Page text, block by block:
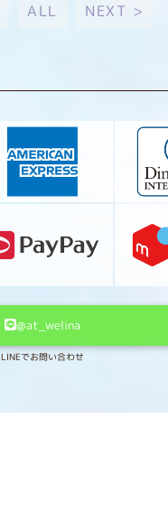
ALL NEXT >
@at_welina
LINEでお問い合わせ